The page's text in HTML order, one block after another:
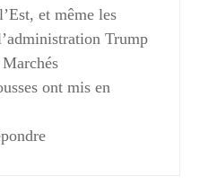
et même les
Trump
ont mis en